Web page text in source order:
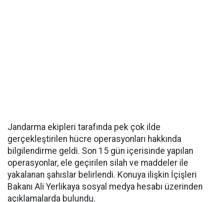
Jandarma ekipleri tarafında pek çok ilde
gerçekleştirilen hücre operasyonları hakkında
bilgilendirme geldi. Son 15 gün içerisinde yapılan
operasyonlar, ele geçirilen silah ve maddeler ile
yakalanan şahıslar belirlendi. Konuya ilişkin İçişleri
Bakanı Ali Yerlikaya sosyal medya hesabı üzerinden
açıklamalarda bulundu.